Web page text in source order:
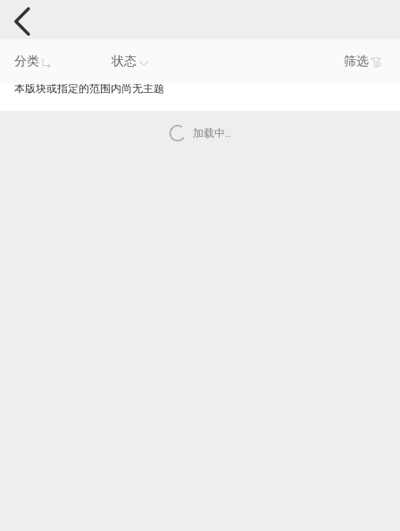
手机反馈
分类 状态 筛选
本版块或指定的范围内尚无主题
加载中..